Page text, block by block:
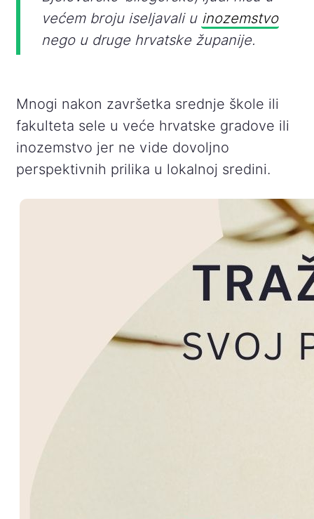
većem broju iseljavali u inozemstvo
nego u druge hrvatske županije.
Mnogi nakon završetka srednje škole ili
fakulteta sele u veće hrvatske gradove ili
inozemstvo jer ne vide dovoljno
perspektivnih prilika u lokalnoj sredini.